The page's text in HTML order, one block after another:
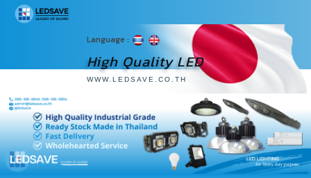
Language :
High Quality LED
WWW.LEDSAVE.CO.TH